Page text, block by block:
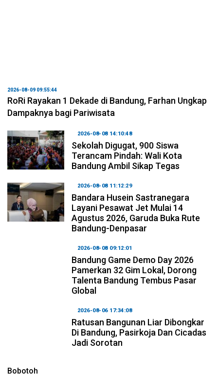
2026-08-09 09:55:44
RoRi Rayakan 1 Dekade di Bandung, Farhan Ungkap
Dampaknya bagi Pariwisata
2026-08-08 14:10:48
Sekolah Digugat, 900 Siswa
Terancam Pindah: Wali Kota
Bandung Ambil Sikap Tegas
2026-08-08 11:12:29
Bandara Husein Sastranegara
Layani Pesawat Jet Mulai 14
Agustus 2026, Garuda Buka Rute
Bandung-Denpasar
2026-08-08 09:12:01
Bandung Game Demo Day 2026
Pamerkan 32 Gim Lokal, Dorong
Talenta Bandung Tembus Pasar
Global
2026-08-06 17:34:08
Ratusan Bangunan Liar Dibongkar
Di Bandung, Pasirkoja Dan Cicadas
Jadi Sorotan
Bobotoh